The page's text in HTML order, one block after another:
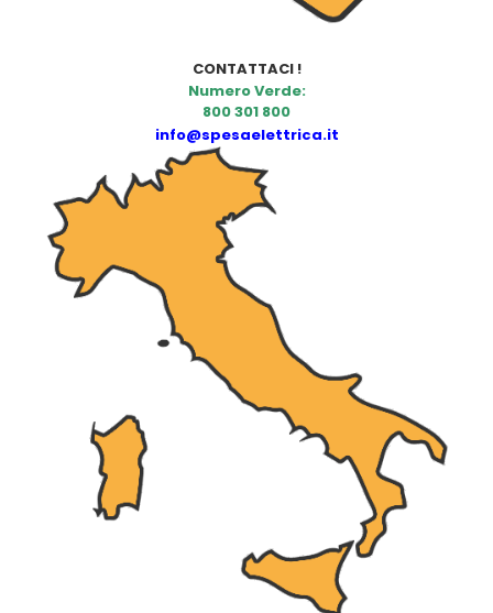
CONTATTACI !
Numero Verde:
800 301 800
info@spesaelettrica.it